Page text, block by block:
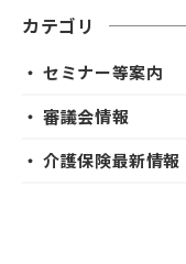
カテゴリ
・ セミナー等案内
・ 審議会情報
・ 介護保険最新情報